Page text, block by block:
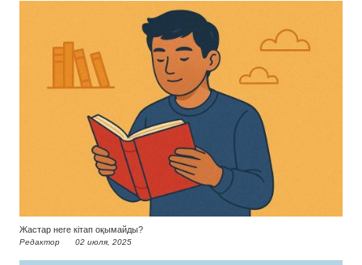
Жастар неге кітап оқымайды?
Редактор 02 июля, 2025